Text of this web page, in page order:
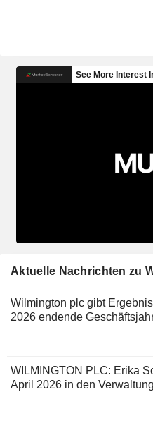
Aktuelle Nachrichten zu
Wilmington plc gibt
2026 endende
WILMINGTON PLC: Erika
April 2026 in den